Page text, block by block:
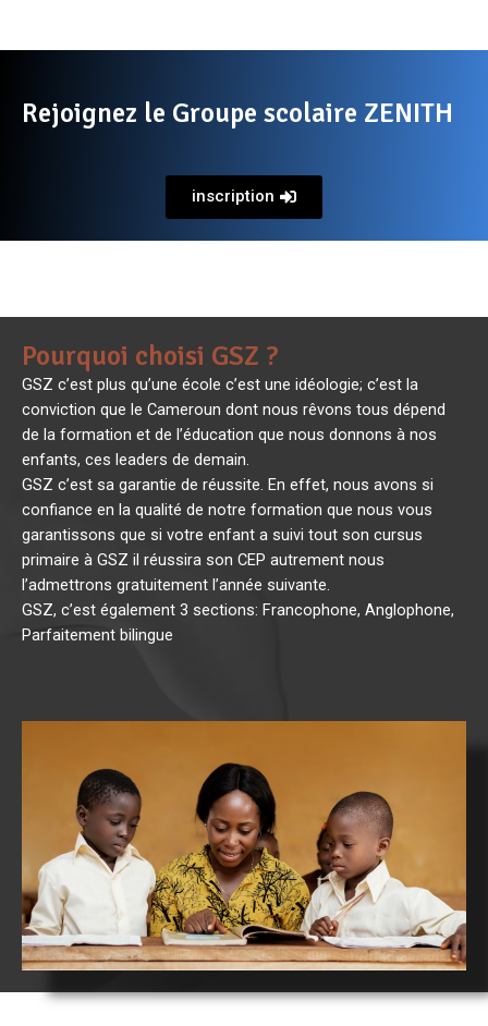
Rejoignez le Groupe scolaire ZENITH
inscription
Pourquoi choisi GSZ ?
GSZ c’est plus qu’une école c’est une idéologie; c’est la
conviction que le Cameroun dont nous rêvons tous dépend
de la formation et de l’éducation que nous donnons à nos
enfants, ces leaders de demain.
GSZ c’est sa garantie de réussite. En effet, nous avons si
confiance en la qualité de notre formation que nous vous
garantissons que si votre enfant a suivi tout son cursus
primaire à GSZ il réussira son CEP autrement nous
l’admettrons gratuitement l’année suivante.
GSZ, c’est également 3 sections: Francophone, Anglophone,
Parfaitement bilingue